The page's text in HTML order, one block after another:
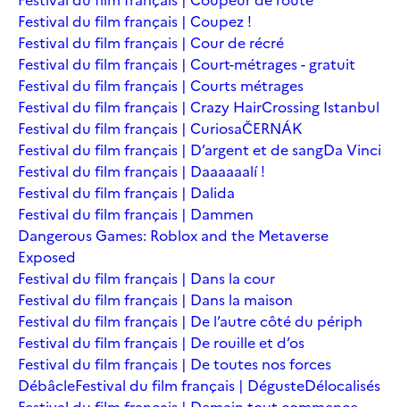
Festival du film français | Coupez !
Festival du film français | Cour de récré
Festival du film français | Court-métrages - gratuit
Festival du film français | Courts métrages
Festival du film français | Crazy HairCrossing Istanbul
Festival du film français | CuriosaČERNÁK
Festival du film français | D’argent et de sangDa Vinci
Festival du film français | Daaaaaalí !
Festival du film français | Dalida
Festival du film français | Dammen
Dangerous Games: Roblox and the Metaverse
Exposed
Festival du film français | Dans la cour
Festival du film français | Dans la maison
Festival du film français | De l’autre côté du périph
Festival du film français | De rouille et d’os
Festival du film français | De toutes nos forces
DébâcleFestival du film français | DégusteDélocalisés